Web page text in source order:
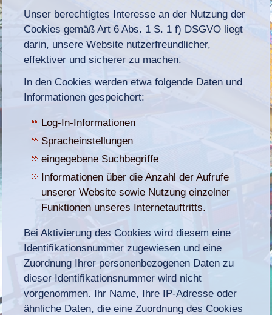
Unser berechtigtes Interesse an der Nutzung der
Cookies gemäß Art 6 Abs. 1 S. 1 f) DSGVO liegt
darin, unsere Website nutzerfreundlicher,
effektiver und sicherer zu machen.
In den Cookies werden etwa folgende Daten und
Informationen gespeichert:
Log-In-Informationen
Spracheinstellungen
eingegebene Suchbegriffe
Informationen über die Anzahl der Aufrufe
unserer Website sowie Nutzung einzelner
Funktionen unseres Internetauftritts.
Bei Aktivierung des Cookies wird diesem eine
Identifikationsnummer zugewiesen und eine
Zuordnung Ihrer personenbezogenen Daten zu
dieser Identifikationsnummer wird nicht
vorgenommen. Ihr Name, Ihre IP-Adresse oder
ähnliche Daten, die eine Zuordnung des Cookies